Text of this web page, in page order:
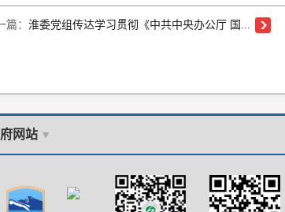
篇： 淮委党组传达学习贯彻《中共中央办公厅 国...
网站